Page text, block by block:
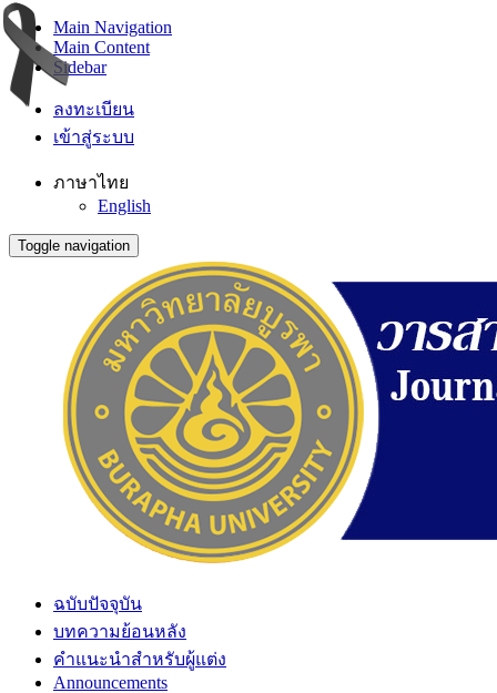
Main Navigation
Main Content
Sidebar
ลงทะเบียน
เข้าสู่ระบบ
ภาษาไทย
English
Toggle navigation
ฉบับปัจจุบัน
บทความย้อนหลัง
คำแนะนำสำหรับผู้แต่ง
Announcements